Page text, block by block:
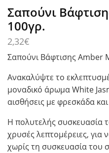
Σαπούνι
100γρ.
2,32€
Σαπούνι Βάφτισης Amber
Ανακαλύψτε το
μοναδικό άρωμα White
αισθήσεις με φρεσκάδα
Η πολυτελής συσκευασία
χρυσές λεπτομέρειες, για
χωρίς τη συσκευασία του